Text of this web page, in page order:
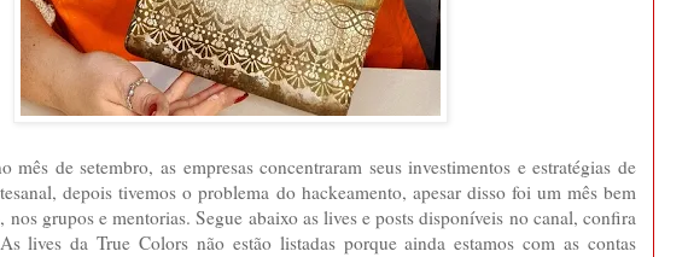
mês de setembro, as empresas concentraram seus investimentos e estratégias de
depois tivemos o problema do hackeamento, apesar disso foi um mês bem
grupos e mentorias. Segue abaixo as lives e posts disponíveis no canal, confira
lives da True Colors não estão listadas porque ainda estamos com as contas